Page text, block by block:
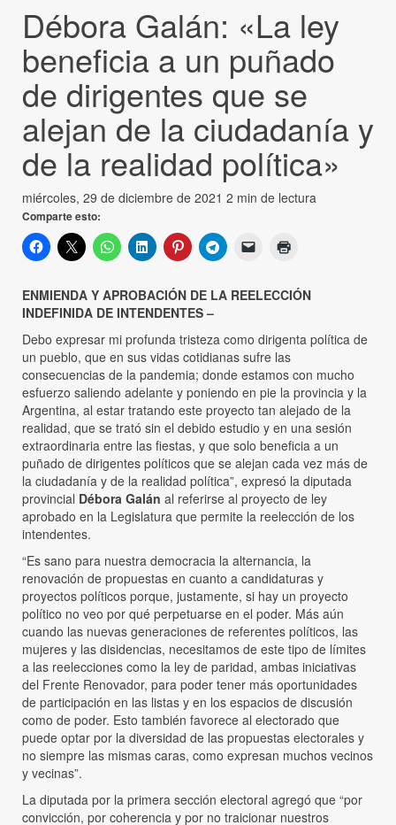
Débora Galán: «La ley
beneficia a un puñado
de dirigentes que se
alejan de la ciudadanía y
de la realidad política»
miércoles, 29 de diciembre de 2021 2 min de lectura
Comparte esto:
ENMIENDA Y APROBACIÓN DE LA REELECCIÓN
INDEFINIDA DE INTENDENTES –
Debo expresar mi profunda tristeza como dirigenta política de
un pueblo, que en sus vidas cotidianas sufre las
consecuencias de la pandemia; donde estamos con mucho
esfuerzo saliendo adelante y poniendo en pie la provincia y la
Argentina, al estar tratando este proyecto tan alejado de la
realidad, que se trató sin el debido estudio y en una sesión
extraordinaria entre las fiestas, y que solo beneficia a un
puñado de dirigentes políticos que se alejan cada vez más de
la ciudadanía y de la realidad política”, expresó la diputada
provincial Débora Galán al referirse al proyecto de ley
aprobado en la Legislatura que permite la reelección de los
intendentes.
“Es sano para nuestra democracia la alternancia, la
renovación de propuestas en cuanto a candidaturas y
proyectos políticos porque, justamente, si hay un proyecto
político no veo por qué perpetuarse en el poder. Más aún
cuando las nuevas generaciones de referentes políticos, las
mujeres y las disidencias, necesitamos de este tipo de límites
a las reelecciones como la ley de paridad, ambas iniciativas
del Frente Renovador, para poder tener más oportunidades
de participación en las listas y en los espacios de discusión
como de poder. Esto también favorece al electorado que
puede optar por la diversidad de las propuestas electorales y
no siempre las mismas caras, como expresan muchos vecinos
y vecinas”.
La diputada por la primera sección electoral agregó que “por
convicción, por coherencia y por no traicionar nuestros